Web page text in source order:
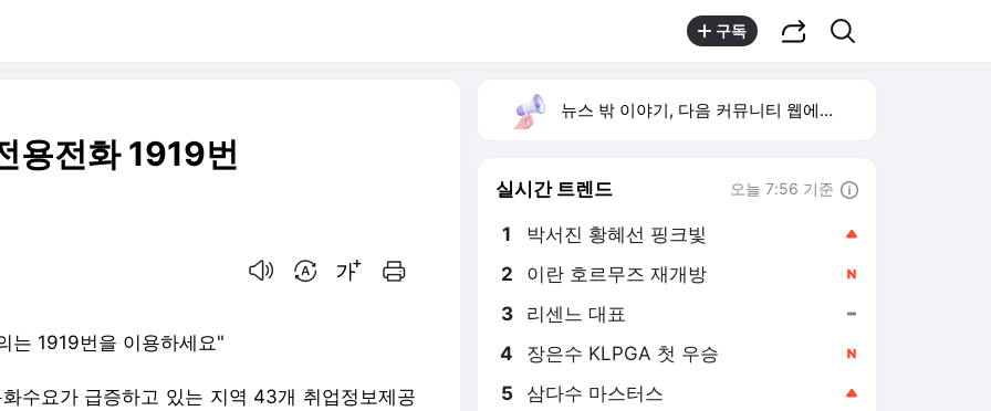
구독
용전화 1919번
는 1919번을 이용하세요"
수요가 급증하고 있는 지역 43개 취업정보제공
뉴스 밖 이야기, 다음 커뮤니티 웹에서 보기
실시간 트렌드 오늘 7:56 기준
1 박서진 황혜선 핑크빛
2 이란 호르무즈 재개방
3 리센느 대표
4 장은수 KLPGA 첫 우승
5 삼다수 마스터스